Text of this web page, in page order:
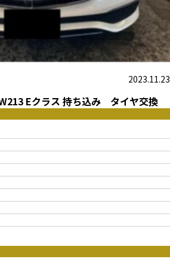
2023.11.23
Eクラス 持ち込み タイヤ交換